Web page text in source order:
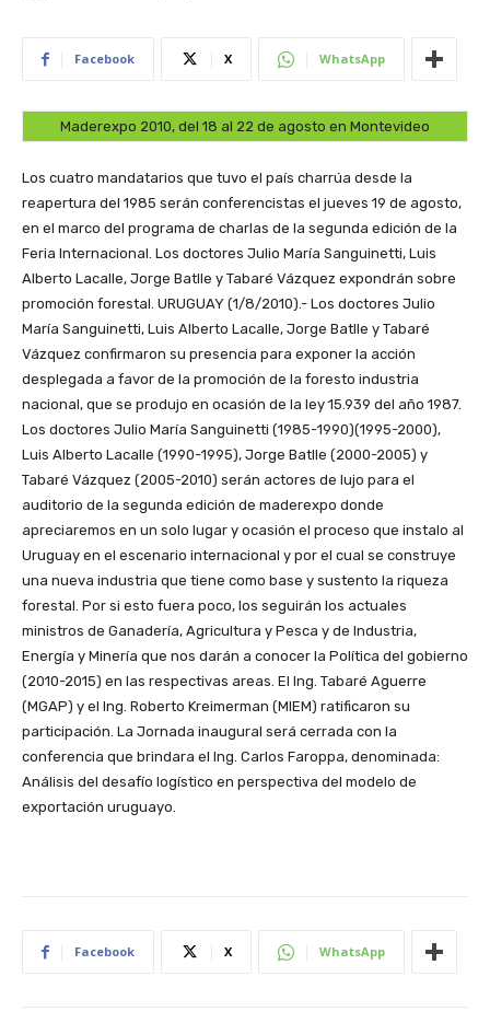
Facebook X WhatsApp
Maderexpo 2010, del 18 al 22 de agosto en Montevideo
Los cuatro mandatarios que tuvo el país charrúa desde la
reapertura del 1985 serán conferencistas el jueves 19 de agosto,
en el marco del programa de charlas de la segunda edición de la
Feria Internacional. Los doctores Julio María Sanguinetti, Luis
Alberto Lacalle, Jorge Batlle y Tabaré Vázquez expondrán sobre
promoción forestal. URUGUAY (1/8/2010).- Los doctores Julio
María Sanguinetti, Luis Alberto Lacalle, Jorge Batlle y Tabaré
Vázquez confirmaron su presencia para exponer la acción
desplegada a favor de la promoción de la foresto industria
nacional, que se produjo en ocasión de la ley 15.939 del año 1987.
Los doctores Julio María Sanguinetti (1985-1990)(1995-2000),
Luis Alberto Lacalle (1990-1995), Jorge Batlle (2000-2005) y
Tabaré Vázquez (2005-2010) serán actores de lujo para el
auditorio de la segunda edición de maderexpo donde
apreciaremos en un solo lugar y ocasión el proceso que instalo al
Uruguay en el escenario internacional y por el cual se construye
una nueva industria que tiene como base y sustento la riqueza
forestal. Por si esto fuera poco, los seguirán los actuales
ministros de Ganadería, Agricultura y Pesca y de Industria,
Energía y Minería que nos darán a conocer la Política del gobierno
(2010-2015) en las respectivas areas. El Ing. Tabaré Aguerre
(MGAP) y el Ing. Roberto Kreimerman (MIEM) ratificaron su
participación. La Jornada inaugural será cerrada con la
conferencia que brindara el Ing. Carlos Faroppa, denominada:
Análisis del desafío logístico en perspectiva del modelo de
exportación uruguayo.
Facebook X WhatsApp